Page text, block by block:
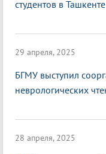
студентов в Ташкенте
29 апреля, 2025
БГМУ выступил
неврологических
28 апреля, 2025